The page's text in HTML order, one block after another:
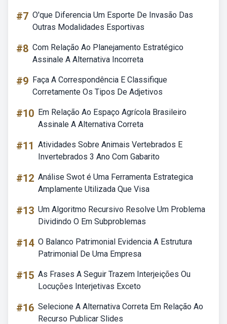
#7 O'que Diferencia Um Esporte De Invasão Das
Outras Modalidades Esportivas
#8 Com Relação Ao Planejamento Estratégico
Assinale A Alternativa Incorreta
#9 Faça A Correspondência E Classifique
Corretamente Os Tipos De Adjetivos
#10 Em Relação Ao Espaço Agrícola Brasileiro
Assinale A Alternativa Correta
#11 Atividades Sobre Animais Vertebrados E
Invertebrados 3 Ano Com Gabarito
#12 Análise Swot é Uma Ferramenta Estrategica
Amplamente Utilizada Que Visa
#13 Um Algoritmo Recursivo Resolve Um Problema
Dividindo O Em Subproblemas
#14 O Balanco Patrimonial Evidencia A Estrutura
Patrimonial De Uma Empresa
#15 As Frases A Seguir Trazem Interjeições Ou
Locuções Interjetivas Exceto
#16 Selecione A Alternativa Correta Em Relação Ao
Recurso Publicar Slides